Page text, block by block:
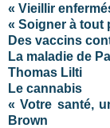
« Vieillir
« Soigner à tout
Des vaccins
La maladie de
Thomas Lilti
Le cannabis
« Votre santé,
Brown